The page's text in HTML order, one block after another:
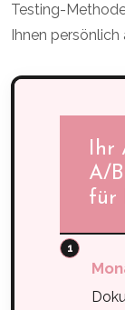
Testing-
Ihnen
Ihr
A/
für